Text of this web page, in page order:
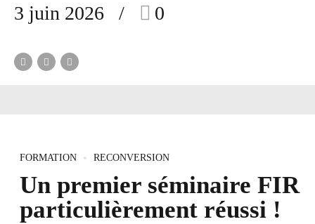
3 juin 2026 0
FORMATION RECONVERSION
Un premier séminaire FIR
particulièrement réussi !